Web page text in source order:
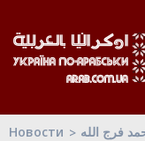
Новости فرج الله